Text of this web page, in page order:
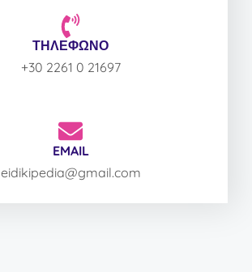
ΤΗΛΕΦΩΝΟ
+30 2261 0 21697
EMAIL
eidikipedia@gmail.com